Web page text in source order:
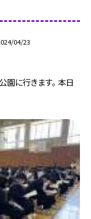
04/23
園に行きます。 本日